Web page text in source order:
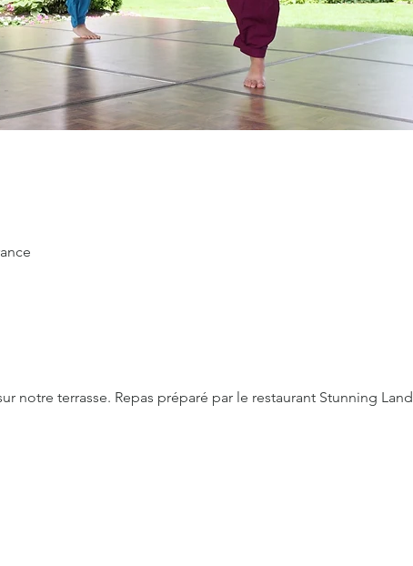
notre terrasse. Repas préparé par le restaurant Stunning Land